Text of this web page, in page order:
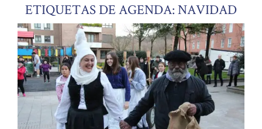
ETIQUETAS DE AGENDA: NAVIDAD